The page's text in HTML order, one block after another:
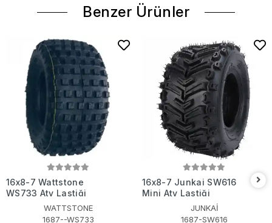
Benzer Ürünler
16x8-7 Wattstone
WS733 Atv Lastiği
WATTSTONE
1687--WS733
16x8-7 Junkai SW616
Mini Atv Lastiği
JUNKAİ
1687-SW616